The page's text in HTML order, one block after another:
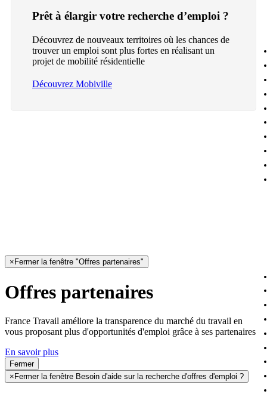
Prêt à élargir votre recherche d’emploi ?
Découvrez de nouveaux territoires où les chances de
trouver un emploi sont plus fortes en réalisant un
projet de mobilité résidentielle
Découvrez Mobiville
× Fermer la fenêtre "Offres partenaires"
Offres partenaires
France Travail améliore la transparence du marché du travail en
vous proposant plus d'opportunités d'emploi grâce à ses partenaires
En savoir plus
Fermer
× Fermer la fenêtre Besoin d'aide sur la recherche d'offres d'emploi ?